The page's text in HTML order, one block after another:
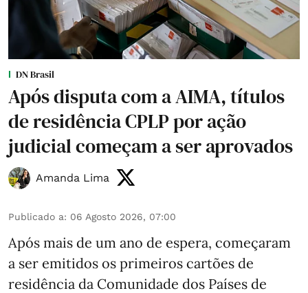
DN Brasil
Após disputa com a AIMA, títulos
de residência CPLP por ação
judicial começam a ser aprovados
Amanda Lima
Publicado a: 06 Agosto 2026, 07:00
Após mais de um ano de espera, começaram
a ser emitidos os primeiros cartões de
residência da Comunidade dos Países de